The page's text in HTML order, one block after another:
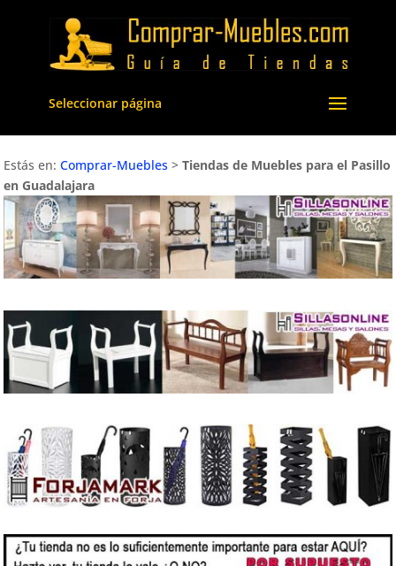
Seleccionar página
Estás en:Comprar-Muebles >Tiendas de Muebles para el Pasillo
en Guadalajara